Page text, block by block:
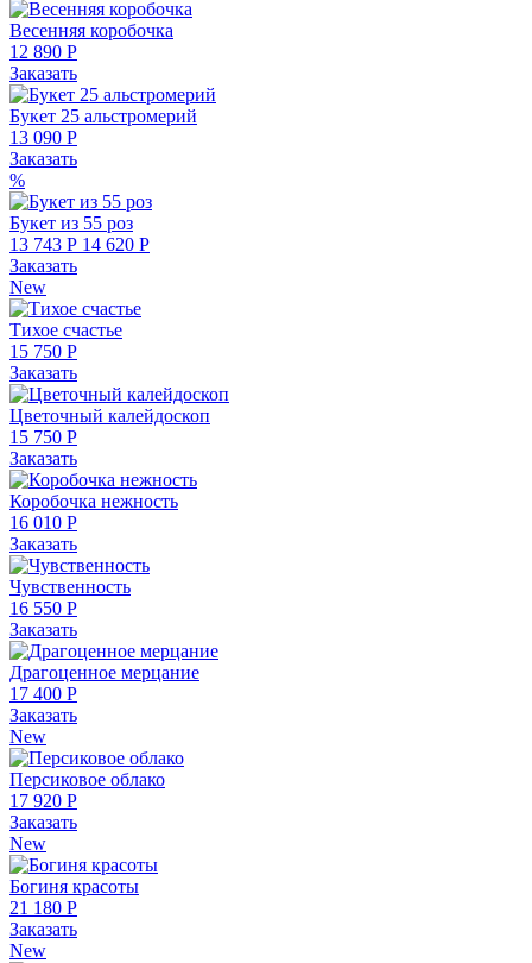
Весенняя коробочка
12 890 Р
Заказать
Букет 25 альстромерий
13 090 Р
Заказать
%
Букет из 55 роз
13 743 Р 14 620 Р
Заказать
New
Тихое счастье
15 750 Р
Заказать
Цветочный калейдоскоп
15 750 Р
Заказать
Коробочка нежность
16 010 Р
Заказать
Чувственность
16 550 Р
Заказать
Драгоценное мерцание
17 400 Р
Заказать
New
Персиковое облако
17 920 Р
Заказать
New
Богиня красоты
21 180 Р
Заказать
New